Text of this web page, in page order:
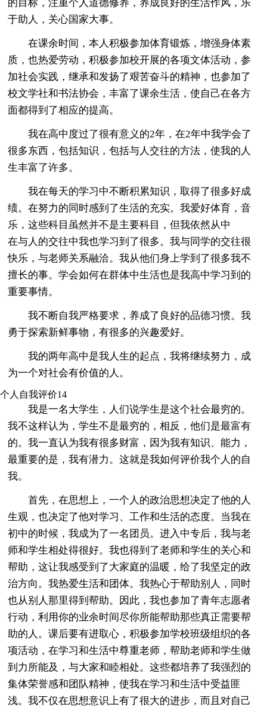
的目标，注重个人道德修养，养成良好的生活作风，乐
于助人，关心国家大事。
在课余时间，本人积极参加体育锻炼，增强身体素
质，也热爱劳动，积极参加校开展的各项文体活动，参
加社会实践，继承和发扬了艰苦奋斗的精神，也参加了
校文学社和书法协会，丰富了课余生活，使自己在各方
面都得到了相应的提高。
我在高中度过了很有意义的2年，在2年中我学会了
很多东西，包括知识，包括与人交往的方法，使我的人
生丰富了许多。
我在每天的学习中不断积累知识，取得了很多好成
绩。在努力的同时感到了生活的充实。我爱好体育，音
乐，这些科目虽然并不是主要科目，但我依然从中
在与人的交往中我也学习到了很多。我与同学的交往很
快乐，与老师关系融洽。我从他们身上学到了很多我不
擅长的事。学会如何在群体中生活也是我高中学习到的
重要事情。
我不断自我严格要求，养成了良好的品德习惯。我
勇于探索新鲜事物，有很多的兴趣爱好。
我的两年高中是我人生的起点，我将继续努力，成
为一个对社会有价值的人。
个人自我评价14
我是一名大学生，人们说学生是这个社会最穷的。
我不这样认为，学生不是最穷的，相反，他们是最富有
的。我一直认为我有很多财富，因为我有知识、能力，
最重要的是，我有潜力。这就是我如何评价我个人的自
我。
首先，在思想上，一个人的政治思想决定了他的人
生观，也决定了他对学习、工作和生活的态度。当我在
初中的时候，我成为了一名团员。进入中专后，我与老
师和学生相处得很好。我也得到了老师和学生的关心和
帮助，这让我感受到了大家庭的温暖，给了我坚定的政
治方向。我热爱生活和团体。我热心于帮助别人，同时
也从别人那里得到帮助。因此，我也参加了青年志愿者
行动，利用你的业余时间尽你所能帮助那些真正需要帮
助的人。课后要有进取心，积极参加学校班级组织的各
项活动，在学习和生活中尊重老师，帮助老师和学生做
到力所能及，与大家和睦相处。这些都培养了我强烈的
集体荣誉感和团队精神，使我在学习和生活中受益匪
浅。我不仅在思想意识上有了很大的进步，而且对自己